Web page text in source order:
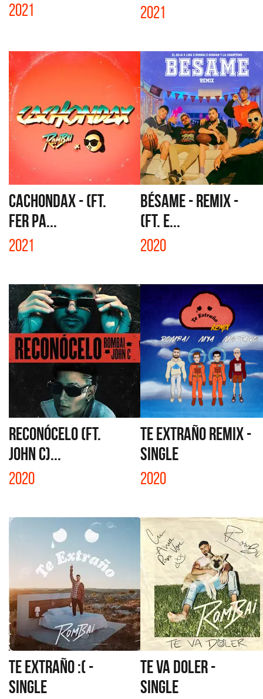
2021 2021
CACHONDAX - (FT.
FER PA...
2021
BÉSAME - REMIX -
(FT. E...
2020
RECONÓCELO (FT.
JOHN C)...
2020
TE EXTRAÑO REMIX -
SINGLE
2020
TE EXTRAÑO :( -
SINGLE
TE VA DOLER -
SINGLE